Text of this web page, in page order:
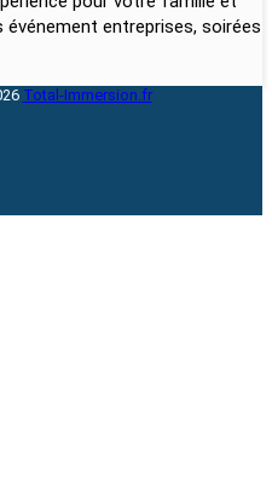
entreprises, soirées
Total-Immersion.fr